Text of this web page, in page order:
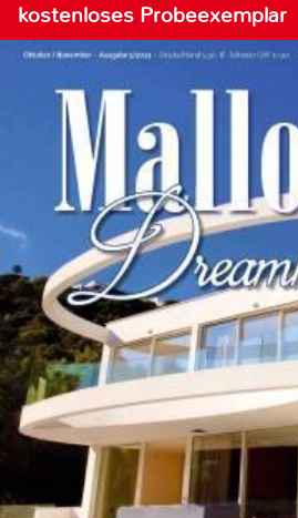
kostenloses Probeexemplar